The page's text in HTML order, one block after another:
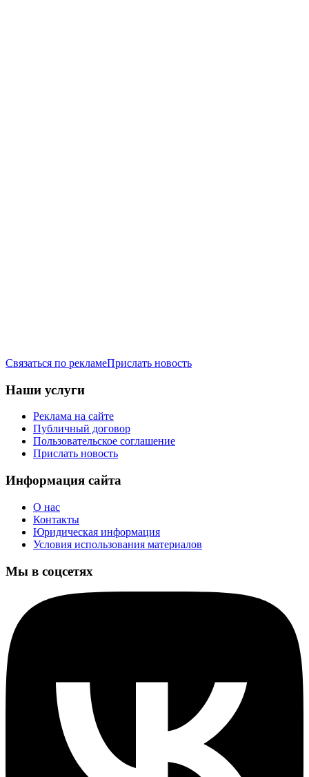
Связаться по рекламеПрислать новость
Наши услуги
Реклама на сайте
Публичный договор
Пользовательское соглашение
Прислать новость
Информация сайта
О нас
Контакты
Юридическая информация
Условия использования материалов
Мы в соцсетях